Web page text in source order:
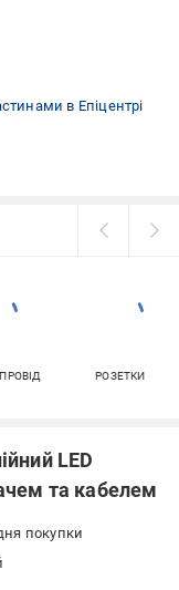
в Епіцентрі
РОЗЕТКИ
LED
та кабелем
покупки